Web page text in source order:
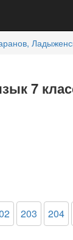
7
203 204